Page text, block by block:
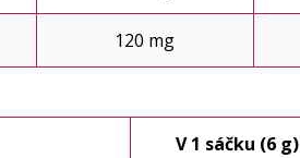
120 mg
V 1 sáčku (6 g)